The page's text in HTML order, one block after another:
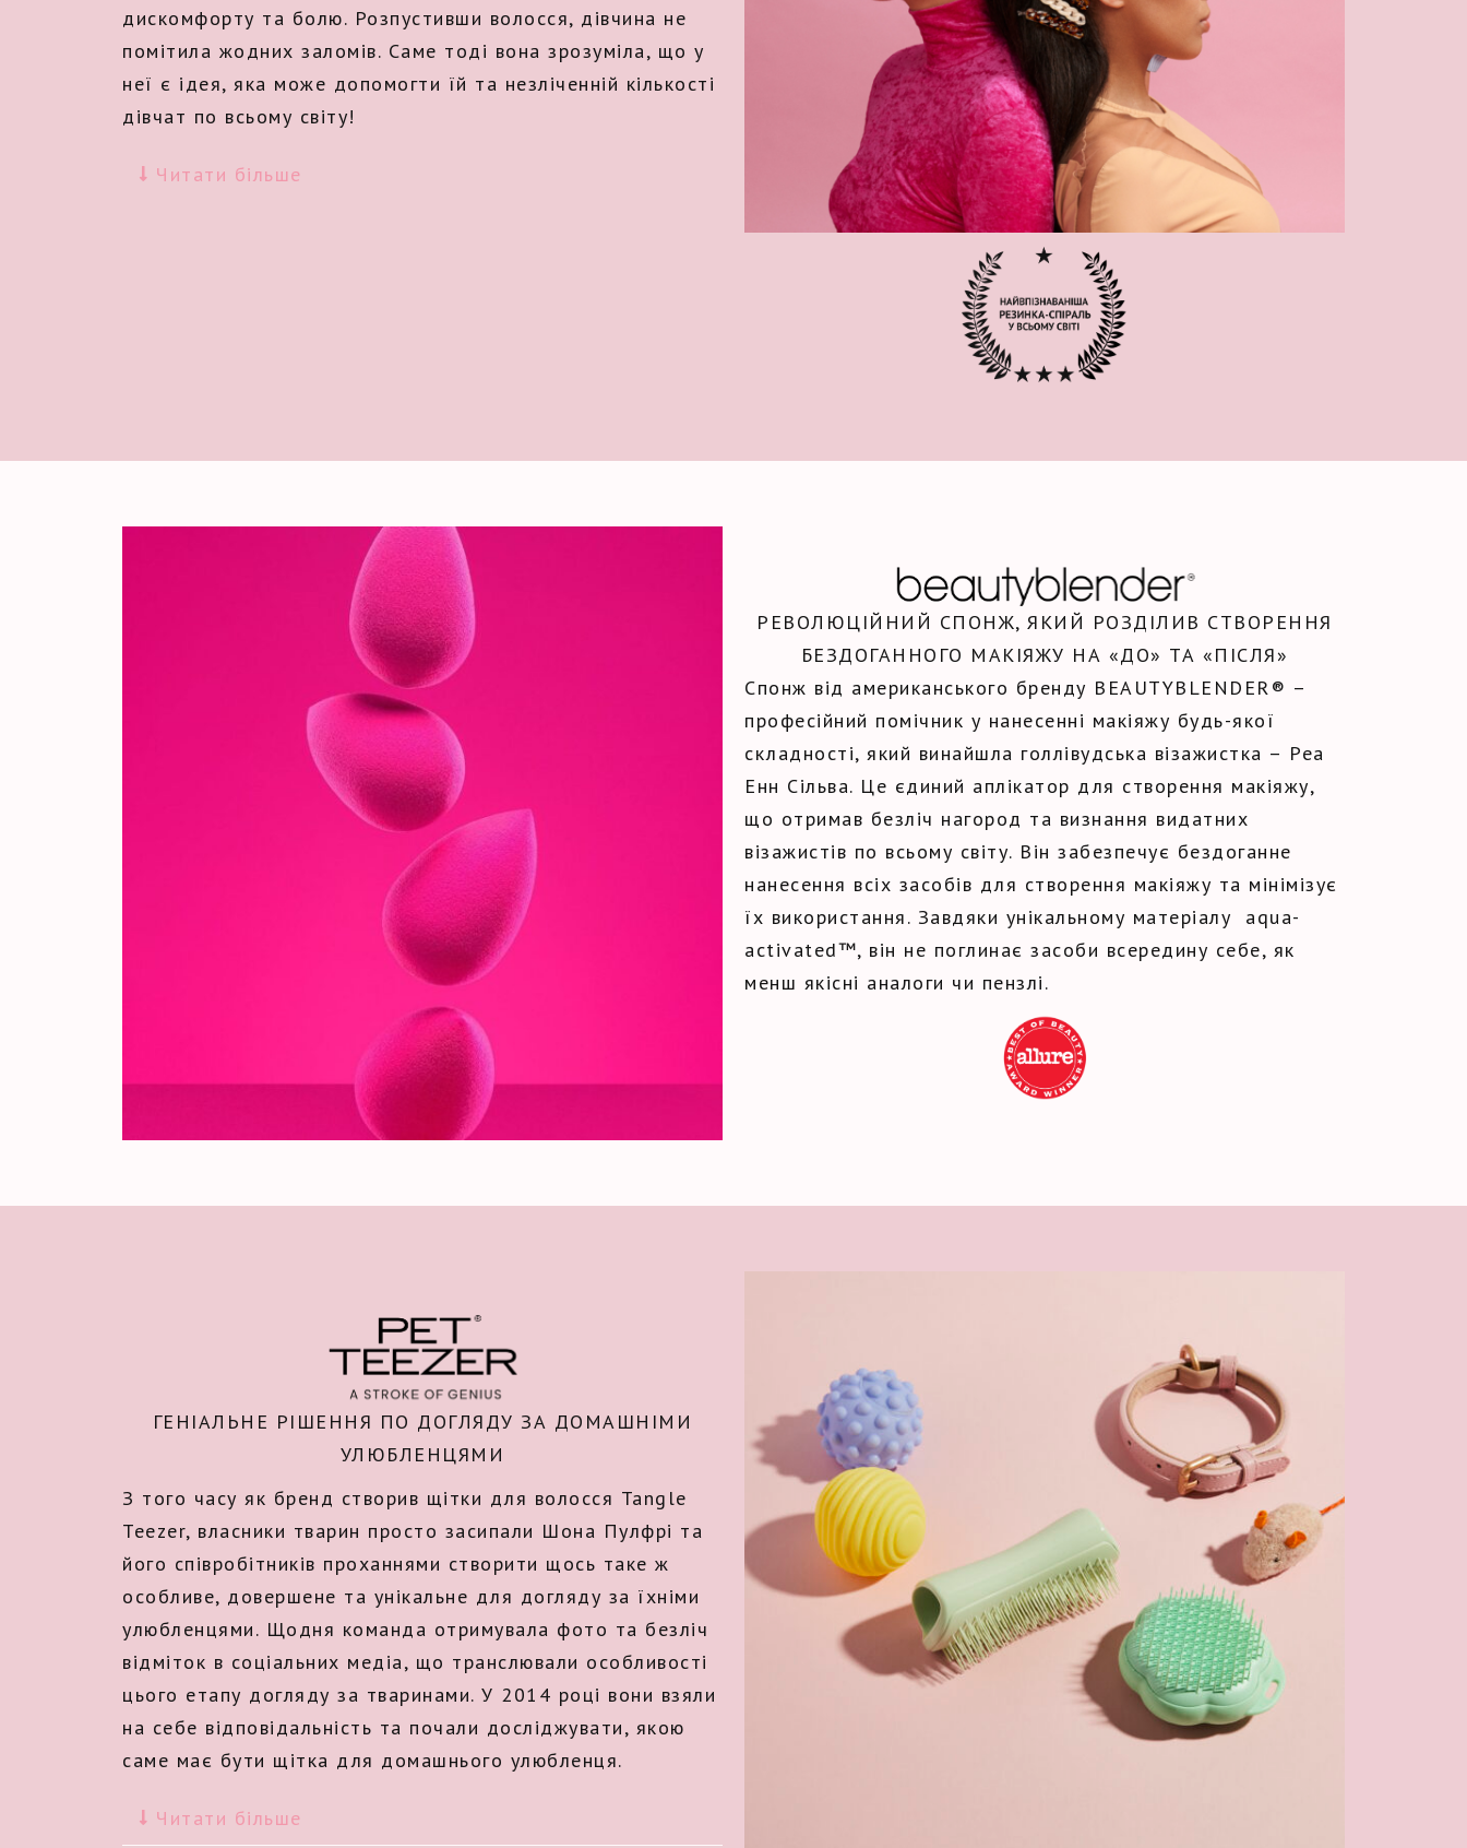
дискомфорту та болю. Розпустивши волосся, дівчина не
помітила жодних заломів. Саме тоді вона зрозуміла, що у
неї є ідея, яка може допомогти їй та незліченній кількості
дівчат по всьому світу!
Читати більше
РЕВОЛЮЦІЙНИЙ СПОНЖ, ЯКИЙ РОЗДІЛИВ СТВОРЕННЯ
БЕЗДОГАННОГО МАКІЯЖУ НА «ДО» ТА «ПІСЛЯ»
Спонж від американського бренду BEAUTYBLENDER® –
професійний помічник у нанесенні макіяжу будь-якої
складності, який винайшла голлівудська візажистка – Реа
Енн Сільва. Це єдиний аплікатор для створення макіяжу,
що отримав безліч нагород та визнання видатних
візажистів по всьому світу. Він забезпечує бездоганне
нанесення всіх засобів для створення макіяжу та мінімізує
їх використання. Завдяки унікальному матеріалу aqua-
activated™, він не поглинає засоби всередину себе, як
менш якісні аналоги чи пензлі.
ГЕНІАЛЬНЕ РІШЕННЯ ПО ДОГЛЯДУ ЗА ДОМАШНІМИ
УЛЮБЛЕНЦЯМИ
З того часу як бренд створив щітки для волосся Tangle
Teezer, власники тварин просто засипали Шона Пулфрі та
його співробітників проханнями створити щось таке ж
особливе, довершене та унікальне для догляду за їхніми
улюбленцями. Щодня команда отримувала фото та безліч
відміток в соціальних медіа, що транслювали особливості
цього етапу догляду за тваринами. У 2014 році вони взяли
на себе відповідальність та почали досліджувати, якою
саме має бути щітка для домашнього улюбленця.
Читати більше